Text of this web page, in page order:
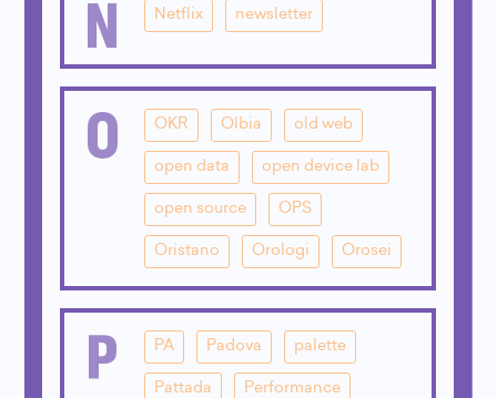
N Netflix newsletter
O OKR Olbia old web
open data open device lab
open source OPS
Oristano Orologi Orosei
P PA Padova palette
Pattada Performance